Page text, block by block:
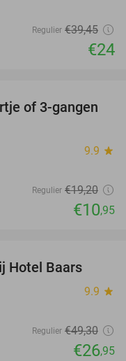
Regulier €39,45
€24
43%
of 3-gangen
9.9 star
Regulier €19,20
€10,95
Hotel Baars
9.9 star
Regulier €49,30
€26,95